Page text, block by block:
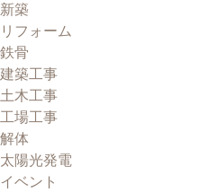
新築
リフォーム
鉄骨
建築工事
土木工事
工場工事
解体
太陽光発電
イベント